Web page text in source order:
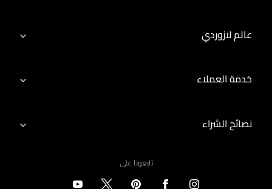
عالم لازوردي
خدمة العملاء
نصائح الشراء
تابعونا على